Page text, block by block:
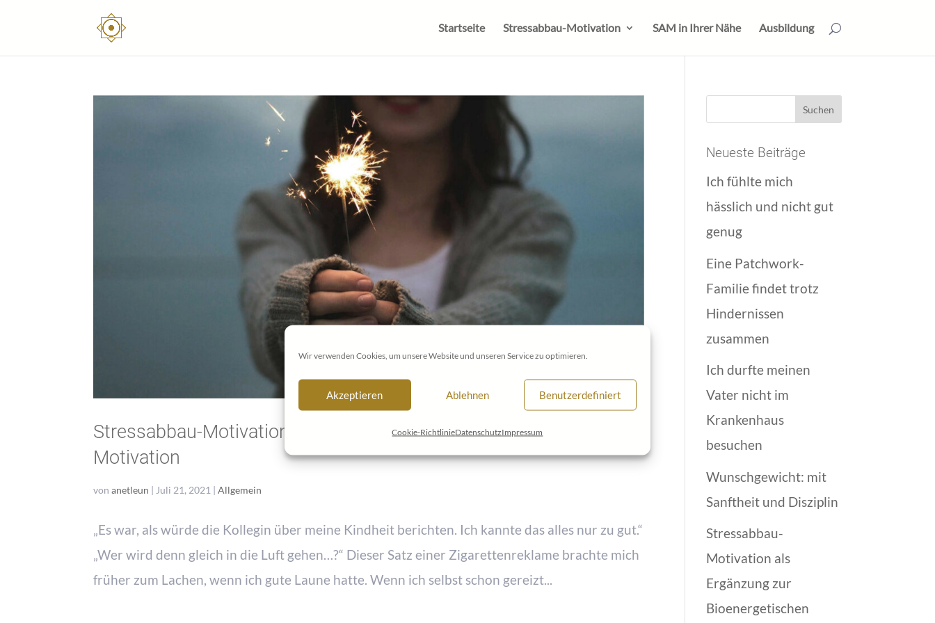
Wir verwenden Cookies, um unsere Website und unseren Service zu optimieren.
Akzeptieren Ablehnen Benutzerdefiniert
Cookie-RichtlinieDatenschutzImpressum
Startseite Stressabbau-Motivation SAM in Ihrer Nähe Ausbildung
Stressabbau-Motivation als Ergänzung zur Bioenergetischen
Motivation
vonanetleun | Juli 21, 2021 |Allgemein
„Es war, als würde die Kollegin über meine Kindheit berichten. Ich kannte das alles nur zu gut.“
„Wer wird denn gleich in die Luft gehen…?“ Dieser Satz einer Zigarettenreklame brachte mich
früher zum Lachen, wenn ich gute Laune hatte. Wenn ich selbst schon gereizt...
Neueste Beiträge
Ich fühlte mich
hässlich und nicht gut
genug
Eine Patchwork-
Familie findet trotz
Hindernissen
zusammen
Ich durfte meinen
Vater nicht im
Krankenhaus
besuchen
Wunschgewicht: mit
Sanftheit und Disziplin
Stressabbau-
Motivation als
Ergänzung zur
Bioenergetischen